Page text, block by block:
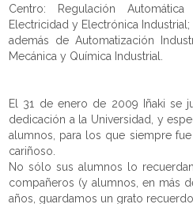
Centro: Regulación
Electricidad y Electrónica Industrial;
además de Automatización
Mecánica y Química Industrial.
El 31 de enero de 2009 Iñaki se
dedicación a la Universidad, y
alumnos, para los que siempre
cariñoso.
No sólo sus alumnos lo
compañeros (y alumnos, en más
años, guardamos un grato